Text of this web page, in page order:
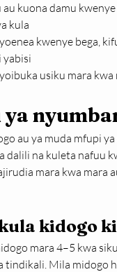
kuona damu
kula
kwenye bega,
yabisi
usiku mara kwa
au ya muda mfupi
dalili na kuleta nafuu
mara kwa mara
kidogo
mara 4–5 kwa
tindikali. Mila midogo